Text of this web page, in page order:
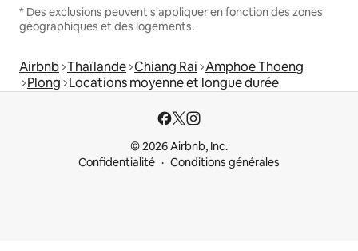
* Des exclusions peuvent s'appliquer en fonction des zones
géographiques et des logements.
Airbnb Thaïlande Chiang Rai Amphoe Thoeng
Plong Locations moyenne et longue durée
© 2026 Airbnb, Inc.
Confidentialité
Conditions générales